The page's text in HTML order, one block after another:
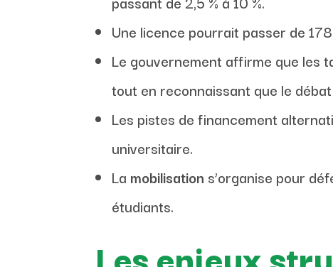
Une licence pourrait passer de
Le gouvernement affirme que les
tout en reconnaissant que le
Les pistes de financement
universitaire.
La mobilisation s’organise pour
étudiants.